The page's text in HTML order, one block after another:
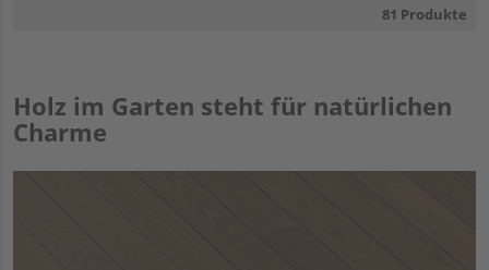
81 Produkte
Holz im Garten steht für natürlichen
Charme